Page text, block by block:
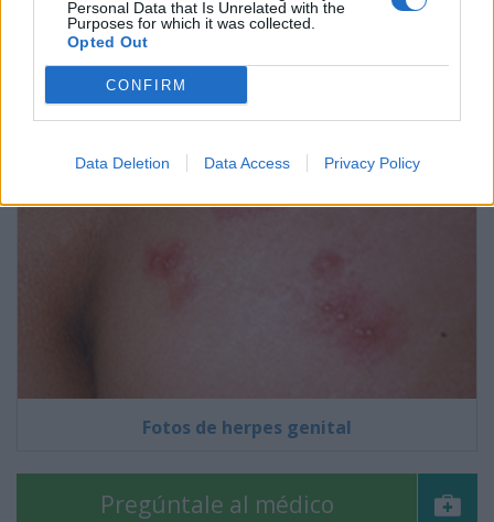
Personal Data that Is Unrelated with the
Purposes for which it was collected.
Opted Out
CONFIRM
Data Deletion Data Access Privacy Policy
Fotos de herpes genital
Pregúntale al médico